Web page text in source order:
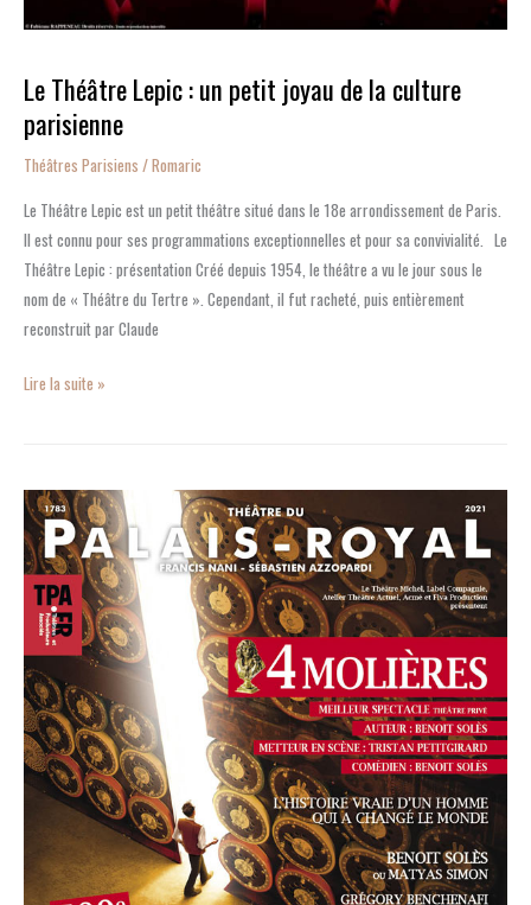
Le Théâtre Lepic : un petit joyau de la culture
parisienne
Théâtres Parisiens /Romaric
Le Théâtre Lepic est un petit théâtre situé dans le 18e arrondissement de Paris.
Il est connu pour ses programmations exceptionnelles et pour sa convivialité. Le
Théâtre Lepic : présentation Créé depuis 1954, le théâtre a vu le jour sous le
nom de « Théâtre du Tertre ». Cependant, il fut racheté, puis entièrement
reconstruit par Claude
Lire la suite »
«
La
Machine
de
Turing
au
théâtre
du
Palais-
Royal